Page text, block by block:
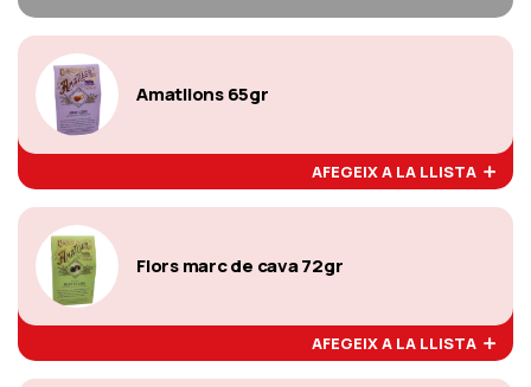
Amatllons 65gr
AFEGEIX A LA LLISTA
Flors marc de cava 72gr
AFEGEIX A LA LLISTA